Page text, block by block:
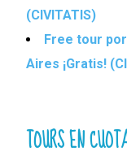
(CIVITATIS)
Free tour
Aires ¡Gratis!
TOURS EN